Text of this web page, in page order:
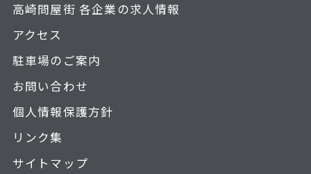
高崎問屋街 各企業の求人情報
アクセス
駐車場のご案内
お問い合わせ
個人情報保護方針
リンク集
サイトマップ